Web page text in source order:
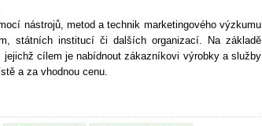
nástrojů, metod a technik marketingového výzkumu
státních institucí či dalších organizací. Na základě
cílem je nabídnout zákazníkovi výrobky a služby
a za vhodnou cenu.